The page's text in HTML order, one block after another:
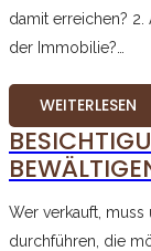
damit erreichen?
der Immobilie?…
WEITERLESEN
Wer verkauft,
durchführen, die